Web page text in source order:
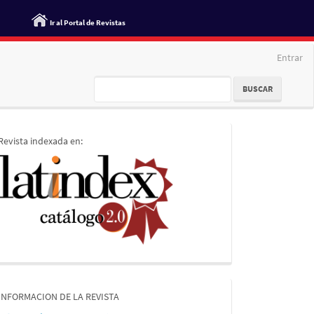
Ir al Portal de Revistas
Entrar
BUSCAR
indexada en:
DE LA REVISTA